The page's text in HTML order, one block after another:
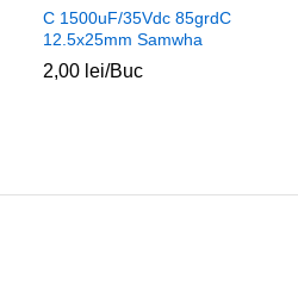
C 1500uF/35Vdc 85grdC
12.5x25mm Samwha
2,00 lei/Buc